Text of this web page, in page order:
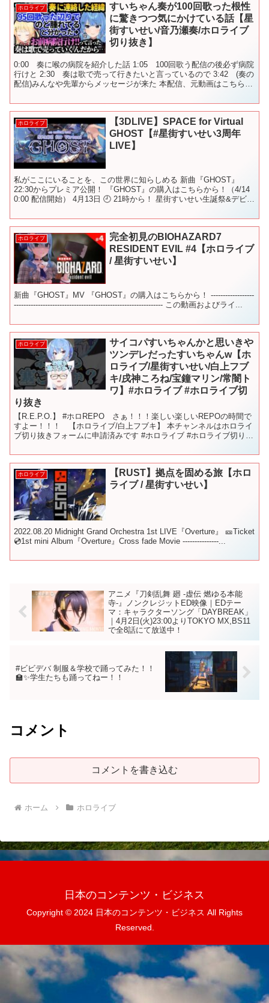
ホロライブ
すいちゃん奏が100回歌った根性
に驚きつつ気にかけている話【星
街すいせい/音乃瀬奏/ホロライブ
切り抜き】
0:00 奏に喉の病院を紹介した話 1:05 100回歌う配信の後必ず病院
行けと 2:30 奏は歌で売って行きたいと言っているので 3:42 (奏の
配信)みんなや先輩からメッセージが来た 本配信、元動画はこちら▼
ホロライブ
【3DLIVE】SPACE for Virtual
GHOST【#星街すいせい3周年
LIVE】
私がここにいることを、この世界に知らしめる 新曲『GHOST』
22:30からプレミア公開！ 『GHOST』の購入はこちらから！（4/14
0:00 配信開始） 4月13日 🕘 21時から！ 星街すいせい生誕祭&デビュ
ホロライブ
完全初見のBIOHAZARD7
RESIDENT EVIL #4【ホロライブ
/ 星街すいせい】
新曲『GHOST』MV 『GHOST』の購入はこちらから！ ------------------
-------------------------------------------------------------- この動画およびライ...
ホロライブ
サイコパすいちゃんかと思いきや
ツンデレだったすいちゃんw【ホ
ロライブ/星街すいせい/白上フブ
キ/戌神ころね/宝鐘マリン/常闇ト
ワ】#ホロライブ #ホロライブ切
り抜き
【R.E.P.O.】 #ホロREPO さぁ！！！楽しい楽しいREPOの時間で
すよー！！！ 【ホロライブ/白上フブキ】 本チャンネルはホロライ
ブ切り抜きフォームに申請済みです #ホロライブ #ホロライブ切り抜
ホロライブ
【RUST】拠点を固める旅【ホロ
ライブ / 星街すいせい】
2022.08.20 Midnight Grand Orchestra 1st LIVE『Overture』 🎫Ticket
💿1st mini Album『Overture』Cross fade Movie ---------------...
アニメ『刀剣乱舞 廻 -虚伝 燃ゆる本能
寺-』ノンクレジットED映像｜EDテー
マ：キャラクターソング「DAYBREAK」
｜4月2日(火)23:00よりTOKYO MX,BS11
で全8話にて放送中！
#ビビデバ 制服＆学校で踊ってみた！！
🏫✨学生たちも踊ってねー！！
コメント
コメントを書き込む
ホーム ホロライブ
日本のコンテンツ・ビジネス
Copyright © 2024 日本のコンテンツ・ビジネス All Rights
Reserved.